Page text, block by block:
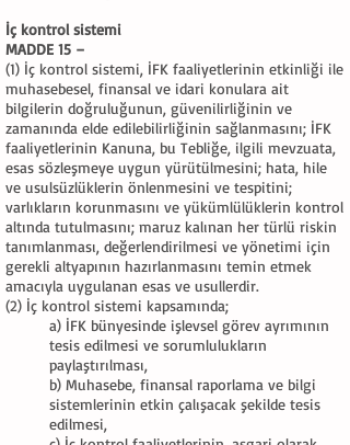
İç kontrol sistemi
MADDE 15 –
(1) İç kontrol sistemi, İFK faaliyetlerinin etkinliği ile
muhasebesel, finansal ve idari konulara ait
bilgilerin doğruluğunun, güvenilirliğinin ve
zamanında elde edilebilirliğinin sağlanmasını; İFK
faaliyetlerinin Kanuna, bu Tebliğe, ilgili mevzuata,
esas sözleşmeye uygun yürütülmesini; hata, hile
ve usulsüzlüklerin önlenmesini ve tespitini;
varlıkların korunmasını ve yükümlülüklerin kontrol
altında tutulmasını; maruz kalınan her türlü riskin
tanımlanması, değerlendirilmesi ve yönetimi için
gerekli altyapının hazırlanmasını temin etmek
amacıyla uygulanan esas ve usullerdir.
(2) İç kontrol sistemi kapsamında;
a) İFK bünyesinde işlevsel görev ayrımının
tesis edilmesi ve sorumlulukların
paylaştırılması,
b) Muhasebe, finansal raporlama ve bilgi
sistemlerinin etkin çalışacak şekilde tesis
edilmesi,